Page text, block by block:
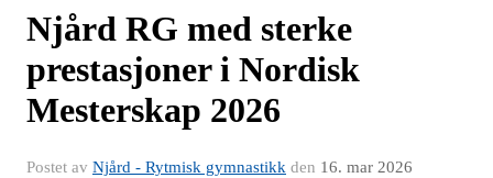
Njård RG med sterke
prestasjoner i Nordisk
Mesterskap 2026
Postet av Njård - Rytmisk gymnastikk den 16. mar 2026